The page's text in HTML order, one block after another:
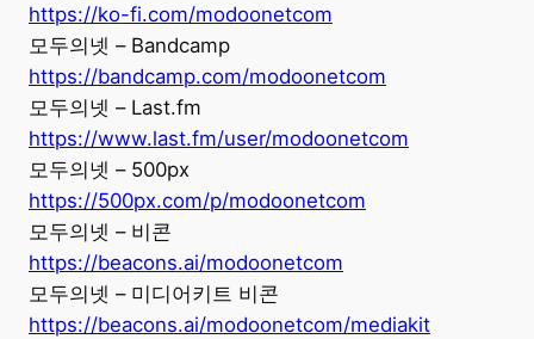
https://ko-fi.com/modoonetcom
모두의넷 – Bandcamp
https://bandcamp.com/modoonetcom
모두의넷 – Last.fm
https://www.last.fm/user/modoonetcom
모두의넷 – 500px
https://500px.com/p/modoonetcom
모두의넷 – 비콘
https://beacons.ai/modoonetcom
모두의넷 – 미디어키트 비콘
https://beacons.ai/modoonetcom/mediakit